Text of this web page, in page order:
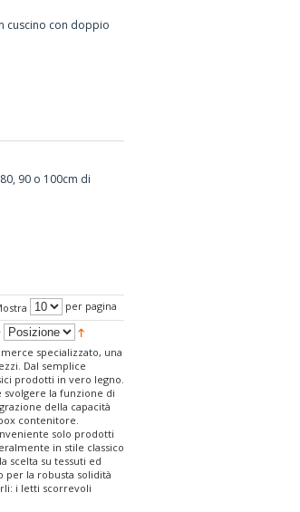
cuscino con doppio
90 o 100cm di
per pagina
specializzato, una
Dal semplice
prodotti in vero legno.
la funzione di
della capacità
contenitore.
solo prodotti
in stile classico
scelta su tessuti ed
per la robusta solidità
i letti scorrevoli